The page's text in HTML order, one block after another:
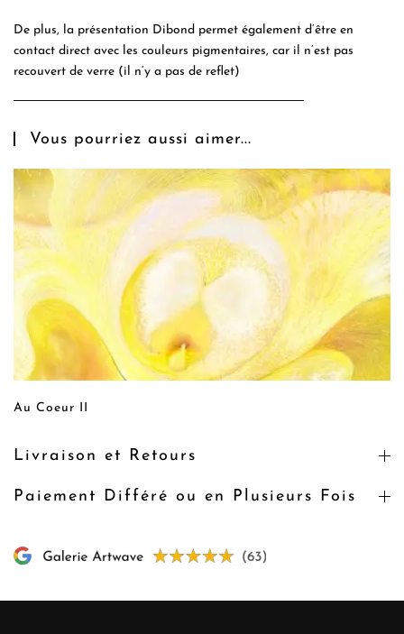
De plus, la présentation Dibond permet également d’être en
contact direct avec les couleurs pigmentaires, car il n’est pas
recouvert de verre (il n’y a pas de reflet)
Vous pourriez aussi aimer...
Au Coeur II
Livraison et Retours
Paiement Différé ou en Plusieurs Fois